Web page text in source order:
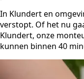
In Klundert en
verstopt. Of het nu
Klundert, onze
kunnen binnen 40